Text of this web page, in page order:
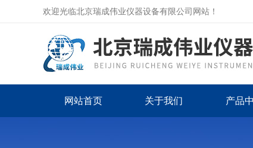
欢迎光临北京瑞成伟业仪器设备有限公司网站！
网站首页 关于我们 产品